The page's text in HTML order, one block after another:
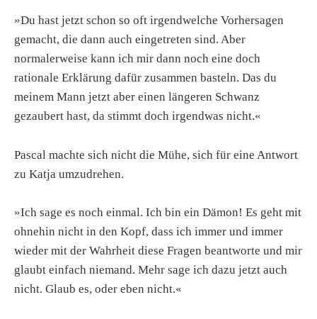
»Du hast jetzt schon so oft irgendwelche Vorhersagen
gemacht, die dann auch eingetreten sind. Aber
normalerweise kann ich mir dann noch eine doch
rationale Erklärung dafür zusammen basteln. Das du
meinem Mann jetzt aber einen längeren Schwanz
gezaubert hast, da stimmt doch irgendwas nicht.«
Pascal machte sich nicht die Mühe, sich für eine Antwort
zu Katja umzudrehen.
»Ich sage es noch einmal. Ich bin ein Dämon! Es geht mit
ohnehin nicht in den Kopf, dass ich immer und immer
wieder mit der Wahrheit diese Fragen beantworte und mir
glaubt einfach niemand. Mehr sage ich dazu jetzt auch
nicht. Glaub es, oder eben nicht.«